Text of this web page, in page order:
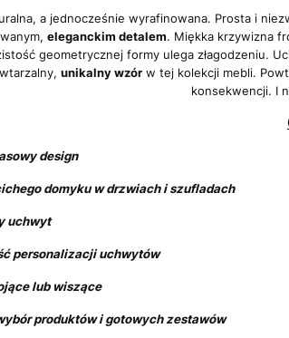
a jednocześnie wyrafinowana. Prosta i
eleganckim detalem. Miękka krzywizna
geometrycznej formy ulega złagodzeniu.
unikalny wzór w tej kolekcji mebli.
konsekwencji. I
design
domyku w drzwiach i szufladach
uchwyt
personalizacji uchwytów
lub wiszące
produktów i gotowych zestawów